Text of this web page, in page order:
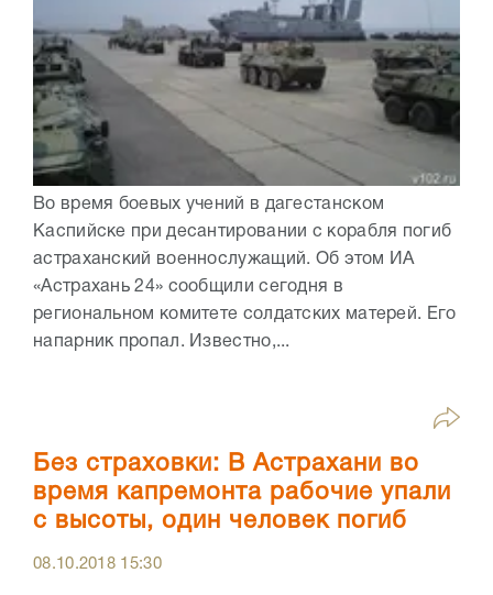
Во время боевых учений в дагестанском
Каспийске при десантировании с корабля погиб
астраханский военнослужащий. Об этом ИА
«Астрахань 24» сообщили сегодня в
региональном комитете солдатских матерей. Его
напарник пропал. Известно,...
Без страховки: В Астрахани во
время капремонта рабочие упали
с высоты, один человек погиб
08.10.2018 15:30